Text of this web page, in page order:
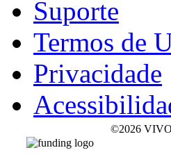
Suporte
Termos de
Privacidade
©2026 VIVO